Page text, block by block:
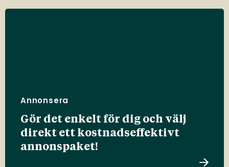
Annonsera
Gör det enkelt för dig och välj
direkt ett kostnadseffektivt
annonspaket!